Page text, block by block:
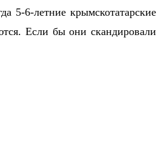
5-6-летние крымскотатарские
Если бы они скандировали